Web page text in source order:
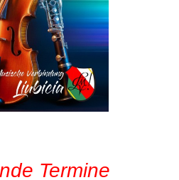
Termine